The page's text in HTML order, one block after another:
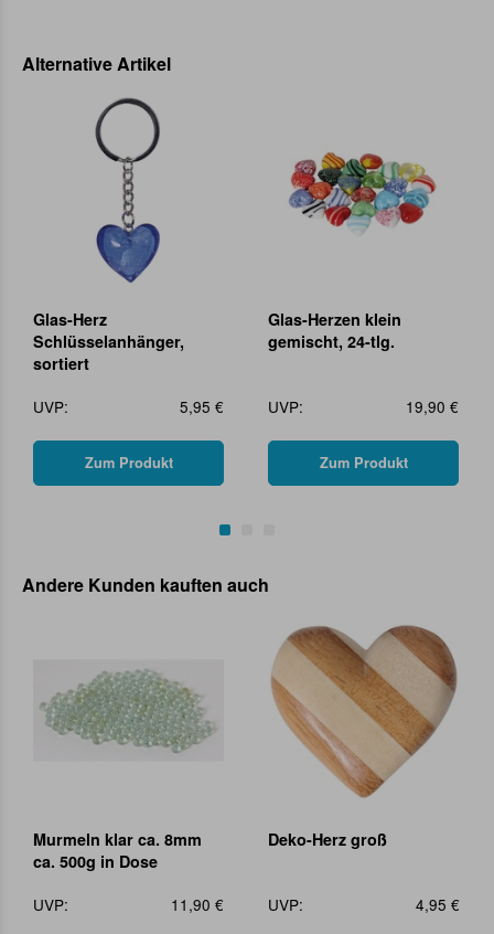
Alternative Artikel
Glas-Herz
Schlüsselanhänger,
sortiert
UVP:
5,95 €
Zum Produkt
Glas-Herzen klein
gemischt, 24-tlg.
UVP: 19,90 €
Zum Produkt
Andere Kunden kauften auch
Murmeln klar ca. 8mm
ca. 500g in Dose
UVP:
11,90 €
Deko-Herz groß
UVP: 4,95 €